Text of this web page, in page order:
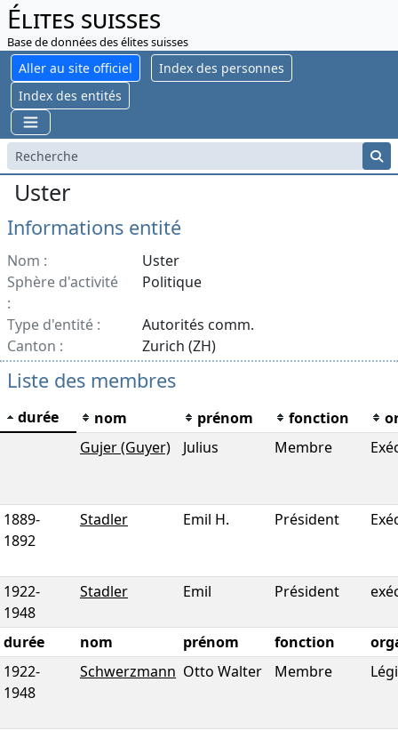
Élites suisses
Base de données des élites suisses
Aller au site officiel
Index des personnes
Index des entités
Uster
Informations entité
Nom :
Uster
Sphère d'activité
:
Politique
Type d'entité :
Autorités comm.
Canton :
Zurich (ZH)
Liste des membres
durée nom prénom fonction
Gujer (Guyer)
Julius Membre
1889-
1892
Stadler Emil H. Président
1922-
1948
Stadler Emil Président
durée nom prénom fonction
1922-
1948
Schwerzmann Otto Walter Membre